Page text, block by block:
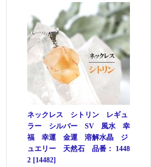
ネックレス シトリン レギュ
ラー シルバー SV 風水 幸
福 幸運 金運 溶解水晶 ジ
ュエリー 天然石 品番： 1448
2 [14482]